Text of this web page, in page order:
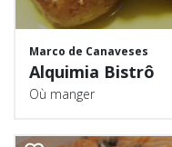
Marco de Canaveses
Alquimia Bistrô
Où manger